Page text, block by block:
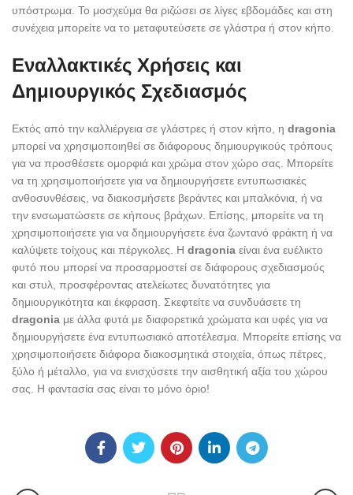
υπόστρωμα. Το μοσχεύμα θα ριζώσει σε λίγες εβδομάδες και στη
συνέχεια μπορείτε να το μεταφυτεύσετε σε γλάστρα ή στον κήπο.
Εναλλακτικές Χρήσεις και
Δημιουργικός Σχεδιασμός
Εκτός από την καλλιέργεια σε γλάστρες ή στον κήπο, η dragonia
μπορεί να χρησιμοποιηθεί σε διάφορους δημιουργικούς τρόπους
για να προσθέσετε ομορφιά και χρώμα στον χώρο σας. Μπορείτε
να τη χρησιμοποιήσετε για να δημιουργήσετε εντυπωσιακές
ανθοσυνθέσεις, να διακοσμήσετε βεράντες και μπαλκόνια, ή να
την ενσωματώσετε σε κήπους βράχων. Επίσης, μπορείτε να τη
χρησιμοποιήσετε για να δημιουργήσετε ένα ζωντανό φράκτη ή να
καλύψετε τοίχους και πέργκολες. Η dragonia είναι ένα ευέλικτο
φυτό που μπορεί να προσαρμοστεί σε διάφορους σχεδιασμούς
και στυλ, προσφέροντας ατελείωτες δυνατότητες για
δημιουργικότητα και έκφραση. Σκεφτείτε να συνδυάσετε τη
dragonia με άλλα φυτά με διαφορετικά χρώματα και υφές για να
δημιουργήσετε ένα εντυπωσιακό αποτέλεσμα. Μπορείτε επίσης να
χρησιμοποιήσετε διάφορα διακοσμητικά στοιχεία, όπως πέτρες,
ξύλο ή μέταλλο, για να ενισχύσετε την αισθητική αξία του χώρου
σας. Η φαντασία σας είναι το μόνο όριο!